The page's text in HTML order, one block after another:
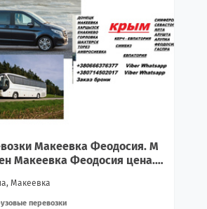
Макеевка Феодосия. М
Макеевка Феодосия цена.
Макеевка
перевозки